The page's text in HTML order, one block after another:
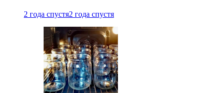
2 года спустя2 года спустя